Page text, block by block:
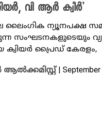
വി ആർ ക്വീർ’
ലൈംഗിക ന്യൂനപക്ഷ
സംഘടനകളുടെയും
ക്വിയർ പ്രൈഡ് കേരളം,
|